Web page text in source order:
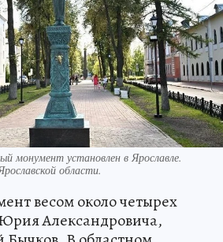
монумент установлен в Ярославле.
области.
весом около четырех
Александровича,